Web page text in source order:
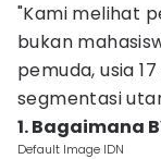
"Kami melihat
bukan
pemuda, usia
segmentasi
1. Bagaimana
Default Image IDN